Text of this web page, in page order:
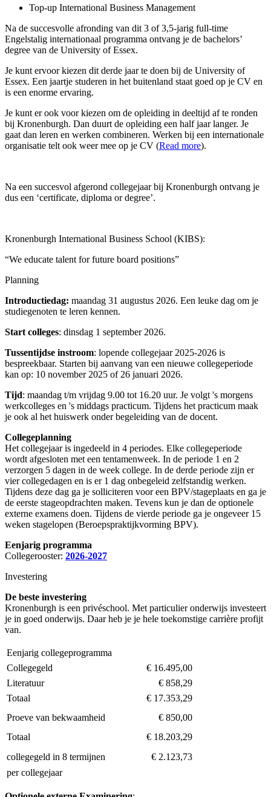
Top-up International Business Management
Na de succesvolle afronding van dit 3 of 3,5-jarig full-time
Engelstalig internationaal programma ontvang je de bachelors’
degree van de University of Essex.
Je kunt ervoor kiezen dit derde jaar te doen bij de University of
Essex. Een jaartje studeren in het buitenland staat goed op je CV en
is een enorme ervaring.
Je kunt er ook voor kiezen om de opleiding in deeltijd af te ronden
bij Kronenburgh. Dan duurt de opleiding een half jaar langer. Je
gaat dan leren en werken combineren. Werken bij een internationale
organisatie telt ook weer mee op je CV (Read more).
Na een succesvol afgerond collegejaar bij Kronenburgh ontvang je
dus een ‘certificate, diploma or degree’.
Kronenburgh International Business School (KIBS):
“We educate talent for future board positions”
Planning
Introductiedag: maandag 31 augustus 2026. Een leuke dag om je
studiegenoten te leren kennen.
Start colleges: dinsdag 1 september 2026.
Tussentijdse instroom: lopende collegejaar 2025-2026 is
bespreekbaar. Starten bij aanvang van een nieuwe collegeperiode
kan op: 10 november 2025 of 26 januari 2026.
Tijd: maandag t/m vrijdag 9.00 tot 16.20 uur. Je volgt 's morgens
werkcolleges en 's middags practicum. Tijdens het practicum maak
je ook al het huiswerk onder begeleiding van de docent.
Collegeplanning
Het collegejaar is ingedeeld in 4 periodes. Elke collegeperiode
wordt afgesloten met een tentamenweek. In de periode 1 en 2
verzorgen 5 dagen in de week college. In de derde periode zijn er
vier collegedagen en is er 1 dag onbegeleid zelfstandig werken.
Tijdens deze dag ga je solliciteren voor een BPV/stageplaats en ga je
de eerste stageopdrachten maken. Tevens kun je dan de optionele
externe examens doen. Tijdens de vierde periode ga je ongeveer 15
weken stagelopen (Beroepspraktijkvorming BPV).
Eenjarig programma
Collegerooster: 2026-2027
Investering
De beste investering
Kronenburgh is een privéschool. Met particulier onderwijs investeert
je in goed onderwijs. Daar heb je je hele toekomstige carrière profijt
van.
Eenjarig collegeprogramma
Collegegeld
€ 16.495,00
Literatuur
€ 858,29
Totaal
€ 17.353,29
Proeve van bekwaamheid
€ 850,00
Totaal
€ 18.203,29
collegegeld in 8 termijnen
€ 2.123,73
per collegejaar